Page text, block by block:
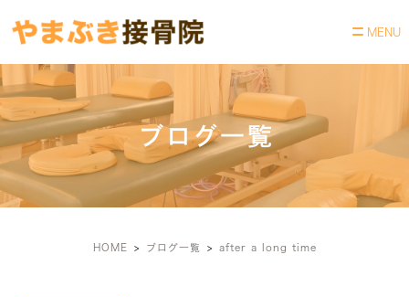
ブログ一覧
HOME ブログ一覧 after a long time